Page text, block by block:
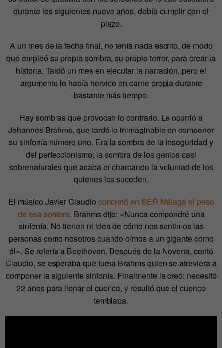
durante los siguientes nueve años, debía cumplir con el
plazo.
A un mes de la fecha final, no tenía nada escrito, de modo
que empleó su propia sombra, su propio terror, para crear la
historia. Tardó un mes en ejecutar la narración, pero el
argumento lo había hervido en carne propia durante
bastante más tiempo.
Hay sombras que provocan lo contrario. Le ocurrió a
Johannes Brahms, que tardó lo inimaginable en componer
su sinfonía número uno. Era la sombra de la inseguridad y
del perfeccionismo; la sombra de los genios casi
sobrenaturales que acaba encharcando la voluntad de los
quienes los suceden.
El músico Javier Claudio concretó en SER Málaga el peso
de esa sombra. Brahms dijo: «Nunca compondré una
sinfonía. No tienen ni idea de cómo nos sentimos las
personas como nosotros cuando oímos a un gigante como
él». Se refería a Beethoven. Después de la Novena, contó
Claudio, se esperaba que fuera Brahms quien se atreviera a
componer la siguiente sinfonía. Finalmente la creó: necesitó
22 años para llenar el cuenco, y resultó que el cuenco
temblaba.